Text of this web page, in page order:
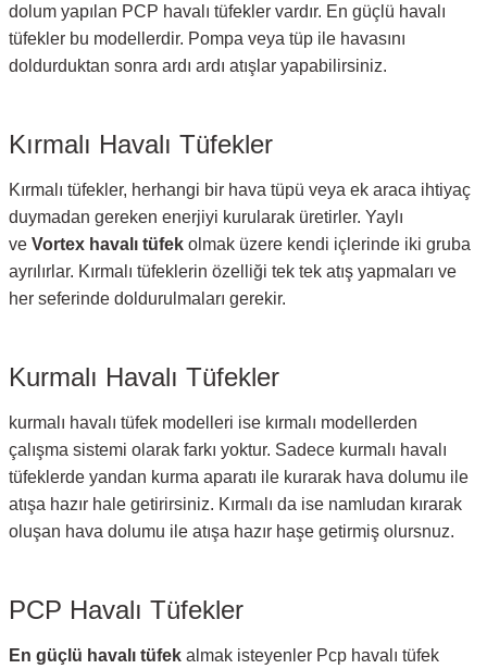
dolum yapılan PCP havalı tüfekler vardır. En güçlü havalı
tüfekler bu modellerdir. Pompa veya tüp ile havasını
doldurduktan sonra ardı ardı atışlar yapabilirsiniz.
Kırmalı Havalı Tüfekler
Kırmalı tüfekler, herhangi bir hava tüpü veya ek araca ihtiyaç
duymadan gereken enerjiyi kurularak üretirler. Yaylı
ve Vortex havalı tüfek olmak üzere kendi içlerinde iki gruba
ayrılırlar. Kırmalı tüfeklerin özelliği tek tek atış yapmaları ve
her seferinde doldurulmaları gerekir.
Kurmalı Havalı Tüfekler
kurmalı havalı tüfek modelleri ise kırmalı modellerden
çalışma sistemi olarak farkı yoktur. Sadece kurmalı havalı
tüfeklerde yandan kurma aparatı ile kurarak hava dolumu ile
atışa hazır hale getirirsiniz. Kırmalı da ise namludan kırarak
oluşan hava dolumu ile atışa hazır haşe getirmiş olursnuz.
PCP Havalı Tüfekler
En güçlü havalı tüfek almak isteyenler Pcp havalı tüfek